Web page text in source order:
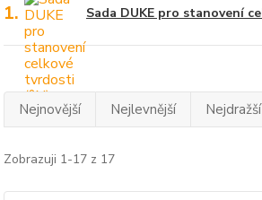
1. Sada DUKE pro stanovení
Nejnovější Nejlevnější Nejdražší
Zobrazuji 1-17 z 17